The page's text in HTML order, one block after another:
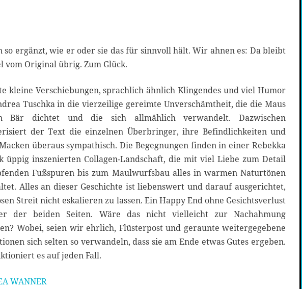
so ergänzt, wie er oder sie das für sinnvoll hält. Wir ahnen es: Da bleibt
vom Original übrig. Zum Glück.
kleine Verschiebungen, sprachlich ähnlich Klingendes und viel Humor
Tuschka in die vierzeilige gereimte Unverschämtheit, die die Maus
Bär dichtet und die sich allmählich verwandelt. Dazwischen
der Text die einzelnen Überbringer, ihre Befindlichkeiten und
überaus sympathisch. Die Begegnungen finden in einer Rebekka
üppig inszenierten Collagen-Landschaft, die mit viel Liebe zum Detail
Fußspuren bis zum Maulwurfsbau alles in warmen Naturtönen
Alles an dieser Geschichte ist liebenswert und darauf ausgerichtet,
Streit nicht eskalieren zu lassen. Ein Happy End ohne Gesichtsverlust
der beiden Seiten. Wäre das nicht vielleicht zur Nachahmung
Wobei, seien wir ehrlich, Flüsterpost und geraunte weitergegebene
sich selten so verwandeln, dass sie am Ende etwas Gutes ergeben.
es auf jeden Fall.
WANNER